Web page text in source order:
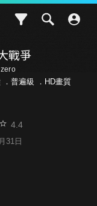
戰爭
普遍級 ．HD畫質
4.4
31日